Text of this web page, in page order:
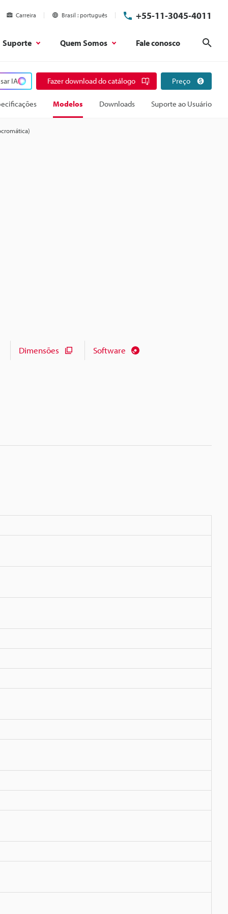
Carreira Brasil português +55-11-3045-4011
Suporte Quem Somos Fale conosco
IA Fazer download do catálogo Preço
Modelos Downloads Suporte ao Usuário
Dimensões Software